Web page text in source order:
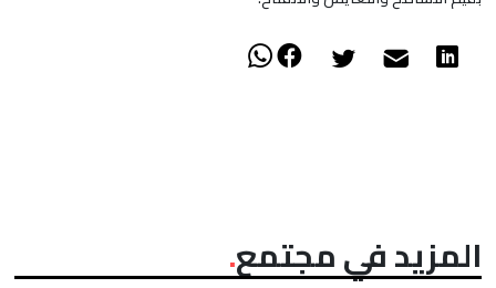
المزيد في مجتمع